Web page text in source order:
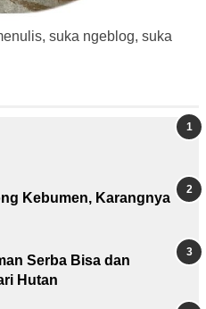
suka ngeblog, suka
Kebumen, Karangnya
Serba Bisa dan
Hutan